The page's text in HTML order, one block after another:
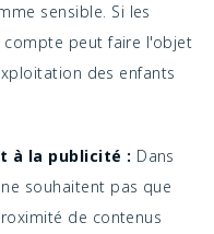
sensible. Si les
compte peut faire l'objet
des enfants
à la publicité : Dans
souhaitent pas que
de contenus